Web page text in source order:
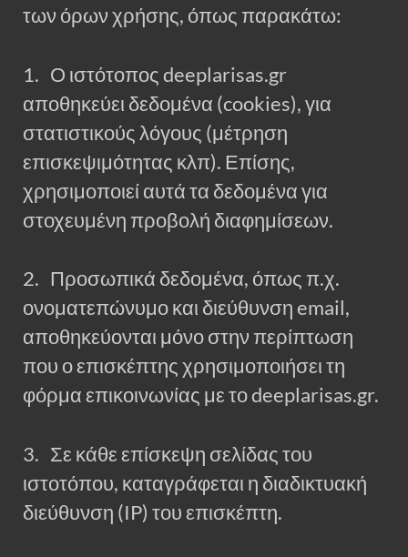
των όρων χρήσης, όπως παρακάτω:
1. Ο ιστότοπος deeplarisas.gr
αποθηκεύει δεδομένα (cookies), για
στατιστικούς λόγους (μέτρηση
επισκεψιμότητας κλπ). Επίσης,
χρησιμοποιεί αυτά τα δεδομένα για
στοχευμένη προβολή διαφημίσεων.
2. Προσωπικά δεδομένα, όπως π.χ.
ονοματεπώνυμο και διεύθυνση email,
αποθηκεύονται μόνο στην περίπτωση
που ο επισκέπτης χρησιμοποιήσει τη
φόρμα επικοινωνίας με το deeplarisas.gr.
3. Σε κάθε επίσκεψη σελίδας του
ιστοτόπου, καταγράφεται η διαδικτυακή
διεύθυνση (IP) του επισκέπτη.